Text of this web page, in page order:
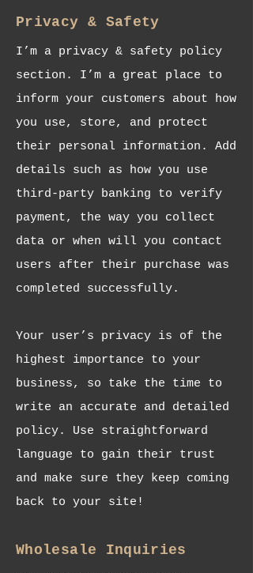
Privacy & Safety
I’m a privacy & safety policy
section. I’m a great place to
inform your customers about how
you use, store, and protect
their personal information. Add
details such as how you use
third-party banking to verify
payment, the way you collect
data or when will you contact
users after their purchase was
completed successfully.
Your user’s privacy is of the
highest importance to your
business, so take the time to
write an accurate and detailed
policy. Use straightforward
language to gain their trust
and make sure they keep coming
back to your site!
Wholesale Inquiries